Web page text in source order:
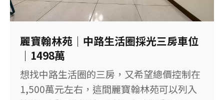
裝潢，屋況維護良好 ◆ 鄰近力行市場，日
常生鮮採買方便 ◆ 社區旁即有便利商店
【物件基本資料】 社區：PK ONE／權視界
位置：桃園市桃園區力行路 售價：1,498萬
元 格局：2房1廳1衛 建物坪數：29.55坪 主
建物：17.82坪 附屬建物：2.29坪 主建物＋
陽台：約20.11坪 土地坪數：4.99坪 樓層：
麗寶翰林苑｜中路生活圈採光三房車位
｜1498萬
想找中路生活圈的三房，又希望總價控制在
1,500萬元左右，這間麗寶翰林苑可以列入